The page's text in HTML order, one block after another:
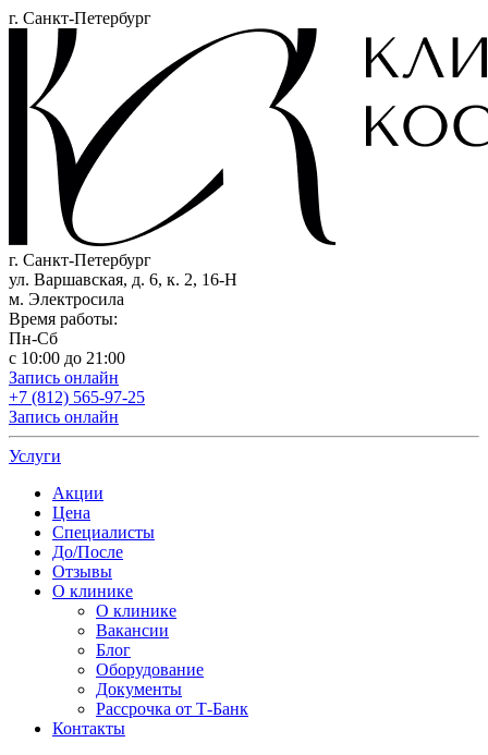
г. Санкт-Петербург
г. Санкт-Петербург
ул. Варшавская, д. 6, к. 2, 16-Н
м. Электросила
Время работы:
Пн-Сб
с 10:00 до 21:00
Запись онлайн
+7 (812) 565-97-25
Запись онлайн
Услуги
Акции
Цена
Специалисты
До/После
Отзывы
О клинике
О клинике
Вакансии
Блог
Оборудование
Документы
Рассрочка от Т-Банк
Контакты